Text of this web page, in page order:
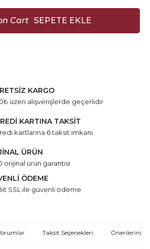
SEPETE EKLE
KARGO
üzeri alışverişlerde geçerlidir
KARTINA TAKSİT
kartlarına 6 taksit imkanı
ÜRÜN
orijinal ürün garantisi
ÖDEME
SSL ile güvenli ödeme
Taksit Seçenekleri Önerileriniz